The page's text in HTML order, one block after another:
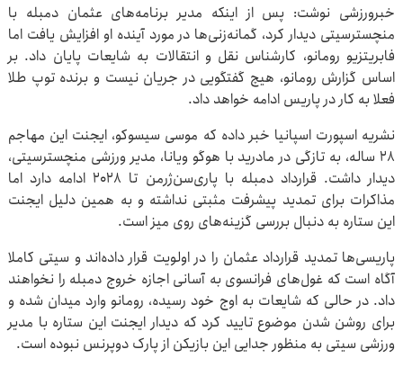
خبرورزشی نوشت: پس از اینکه مدیر برنامه‌های عثمان دمبله با
منچسترسیتی دیدار کرد، گمانه‌زنی‌ها در مورد آینده او افزایش یافت اما
فابریتزیو رومانو، کارشناس نقل و انتقالات به شایعات پایان داد. بر
اساس گزارش رومانو، هیچ گفتگویی در جریان نیست و برنده توپ طلا
فعلا به کار در پاریس ادامه خواهد داد.
نشریه اسپورت اسپانیا خبر داده که موسی سیسوکو، ایجنت این مهاجم
۲۸ ساله، به تازگی در مادرید با هوگو ویانا، مدیر ورزشی منچسترسیتی،
دیدار داشت. قرارداد دمبله با پاری‌سن‌ژرمن تا ۲۰۲۸ ادامه دارد اما
مذاکرات برای تمدید پیشرفت مثبتی نداشته و به همین دلیل ایجنت
این ستاره به دنبال بررسی گزینه‌های روی میز است.
پاریسی‌ها تمدید قرارداد عثمان را در اولویت قرار داده‌اند و سیتی کاملا
آگاه است که غول‌های فرانسوی به آسانی اجازه خروج دمبله را نخواهند
داد. در حالی که شایعات به اوج خود رسیده، رومانو وارد میدان شده و
برای روشن شدن موضوع تایید کرد که دیدار ایجنت این ستاره با مدیر
ورزشی سیتی به منظور جدایی این بازیکن از پارک دوپرنس نبوده است.